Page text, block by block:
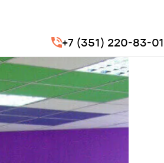
+7 (351) 220-83-01
Перевозка сотрудников
компании МегаФон